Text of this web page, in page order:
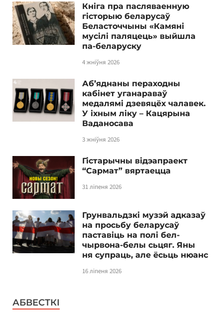
Кніга пра пасляваенную
гісторыю беларусаў
Беласточчыны «Камяні
мусілі паляцець» выйшла
па-беларуску
4 жніўня 2026
Аб’яднаны пераходны
кабінет уганараваў
медалямі дзевяцёх чалавек.
У іхным ліку – Кацярына
Ваданосава
3 жніўня 2026
Гістарычны відэапраект
“Сармат” вяртаецца
31 ліпеня 2026
Грунвальдзкі музэй адказаў
на просьбу беларусаў
паставіць на полі бел-
чырвона-белы сьцяг. Яны
ня супраць, але ёсьць нюанс
16 ліпеня 2026
АБВЕСТКІ